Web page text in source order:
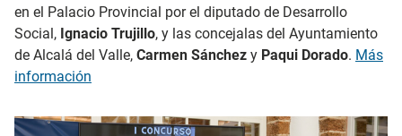
en el Palacio Provincial por el diputado de Desarrollo
Social, Ignacio Trujillo, y las concejalas del Ayuntamiento
de Alcalá del Valle, Carmen Sánchez y Paqui Dorado. Más
información